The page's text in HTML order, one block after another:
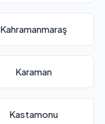
Kahramanmaraş
Karaman
Kastamonu